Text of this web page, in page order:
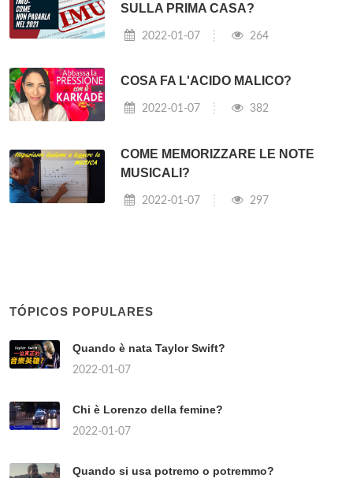
SULLA PRIMA CASA?
2022-01-07 264
COSA FA L'ACIDO MALICO?
2022-01-07 382
COME MEMORIZZARE LE NOTE
MUSICALI?
2022-01-07 297
TÓPICOS POPULARES
Quando è nata Taylor Swift?
2022-01-07
Chi è Lorenzo della femine?
2022-01-07
Quando si usa potremo o potremmo?